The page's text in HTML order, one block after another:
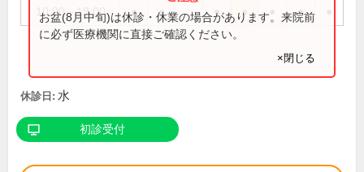
10:00～19:00 ● ● ● ● ●
お盆(8月中旬)は休診・休業の場合があります。来院前
に必ず医療機関に直接ご確認ください。
×閉じる
休診日: 水
初診受付